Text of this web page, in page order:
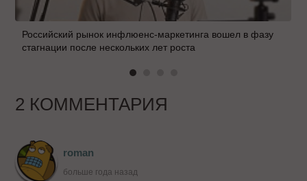
Российский рынок инфлюенс-маркетинга вошел в фазу
стагнации после нескольких лет роста
2 КОММЕНТАРИЯ
roman
больше года назад